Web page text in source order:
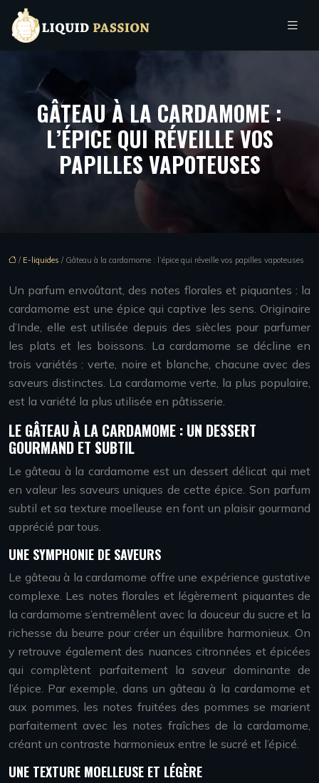
GÂTEAU À LA CARDAMOME :
L’ÉPICE QUI RÉVEILLE VOS
PAPILLES VAPOTEUSES
/ E-liquides / Gâteau à la cardamome : l’épice qui réveille vos papilles vapoteuses
Un parfum envoûtant, des notes florales et piquantes : la
cardamome est une épice qui captive les sens. Originaire
d’Inde, elle est utilisée depuis des siècles pour parfumer
les plats et les boissons. La cardamome se décline en
trois variétés : verte, noire et blanche, chacune avec des
saveurs distinctes. La cardamome verte, la plus populaire,
est la variété la plus utilisée en pâtisserie.
LE GÂTEAU À LA CARDAMOME : UN DESSERT
GOURMAND ET SUBTIL
Le gâteau à la cardamome est un dessert délicat qui met
en valeur les saveurs uniques de cette épice. Son parfum
subtil et sa texture moelleuse en font un plaisir gourmand
apprécié par tous.
UNE SYMPHONIE DE SAVEURS
Le gâteau à la cardamome offre une expérience gustative
complexe. Les notes florales et légèrement piquantes de
la cardamome s’entremêlent avec la douceur du sucre et la
richesse du beurre pour créer un équilibre harmonieux. On
y retrouve également des nuances citronnées et épicées
qui complètent parfaitement la saveur dominante de
l’épice. Par exemple, dans un gâteau à la cardamome et
aux pommes, les notes fruitées des pommes se marient
parfaitement avec les notes fraîches de la cardamome,
créant un contraste harmonieux entre le sucré et l’épicé.
UNE TEXTURE MOELLEUSE ET LÉGÈRE